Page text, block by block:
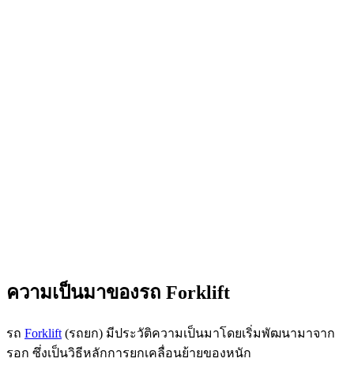
ความเป็นมาของรถ Forklift
รถ Forklift (รถยก) มีประวัติความเป็นมาโดยเริ่มพัฒนามาจาก
รอก ซึ่งเป็นวิธีหลักการยกเคลื่อนย้ายของหนัก